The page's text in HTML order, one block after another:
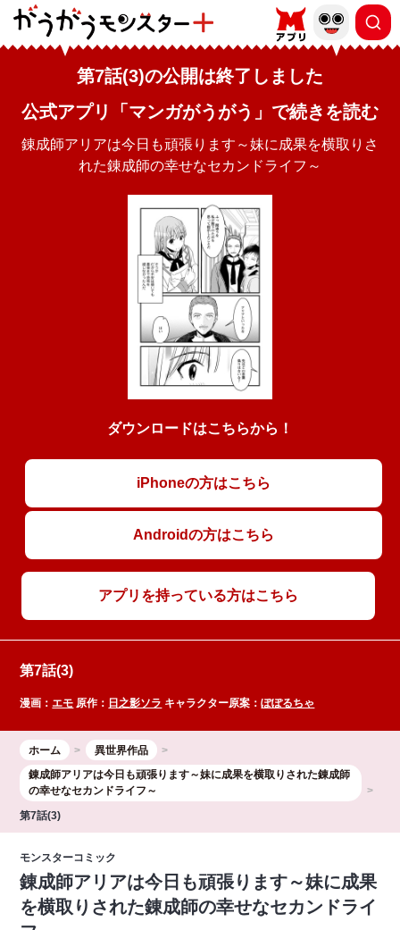
第7話(3)の公開は終了しました
公式アプリ「マンガがうがう」で続きを読む
錬成師アリアは今日も頑張ります～妹に成果を横取りさ
れた錬成師の幸せなセカンドライフ～
ダウンロードはこちらから！
iPhoneの方はこちら
Androidの方はこちら
アプリを持っている方はこちら
第7話(3)
漫画：エモ 原作： 日之影ソラ キャラクター原案：ぽぽるちゃ
ホーム
異世界作品
錬成師アリアは今日も頑張ります～妹に成果を横取りされた錬成師
の幸せなセカンドライフ～
第7話(3)
モンスターコミック
錬成師アリアは今日も頑張ります～妹に成果
を横取りされた錬成師の幸せなセカンドライ